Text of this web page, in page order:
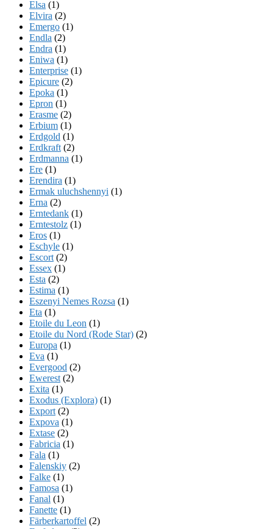
Elsa (1)
Elvira (2)
Emergo (1)
Endla (2)
Endra (1)
Eniwa (1)
Enterprise (1)
Epicure (2)
Epoka (1)
Epron (1)
Erasme (2)
Erbium (1)
Erdgold (1)
Erdkraft (2)
Erdmanna (1)
Ere (1)
Erendira (1)
Ermak uluchshennyi (1)
Erna (2)
Erntedank (1)
Erntestolz (1)
Eros (1)
Eschyle (1)
Escort (2)
Essex (1)
Esta (2)
Estima (1)
Eszenyi Nemes Rozsa (1)
Eta (1)
Etoile du Leon (1)
Etoile du Nord (Rode Star) (2)
Europa (1)
Eva (1)
Evergood (2)
Ewerest (2)
Exita (1)
Exodus (Explora) (1)
Export (2)
Expova (1)
Extase (2)
Fabricia (1)
Fala (1)
Falenskiy (2)
Falke (1)
Famosa (1)
Fanal (1)
Fanette (1)
Färberkartoffel (2)